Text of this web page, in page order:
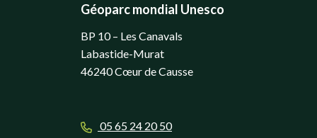
Géoparc mondial Unesco
BP 10 – Les Canavals
Labastide-Murat
46240 Cœur de Causse
05 65 24 20 50